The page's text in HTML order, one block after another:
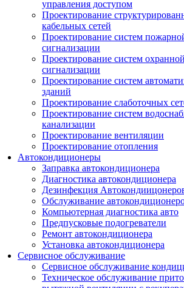
управления доступом
Проектирование
кабельных сетей
Проектирование систем
сигнализации
Проектирование систем охранной
сигнализации
Проектирование систем
зданий
Проектирование слаботочных
Проектирование систем
канализации
Проектирование вентиляции
Проектирование отопления
Автокондиционеры
Заправка автокондиционера
Диагностика автокондиционера
Дезинфекция
Обслуживание
Компьютерная диагностика авто
Предпусковые подогреватели
Ремонт автокондиционера
Установка автокондиционера
Сервисное обслуживание
Сервисное обслуживание
Техническое обслуживание